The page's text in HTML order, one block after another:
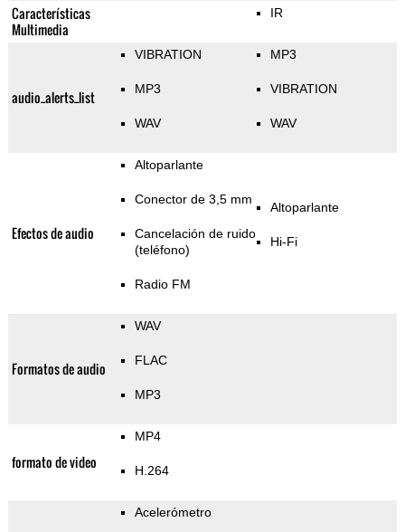
Características
Multimedia
IR
audio_alerts_list
VIBRATION
MP3
WAV
MP3
VIBRATION
WAV
Efectos de audio
Altoparlante
Conector de 3,5 mm
Cancelación de ruido
(teléfono)
Radio FM
Altoparlante
Hi-Fi
Formatos de audio
WAV
FLAC
MP3
formato de video
MP4
H.264
Acelerómetro